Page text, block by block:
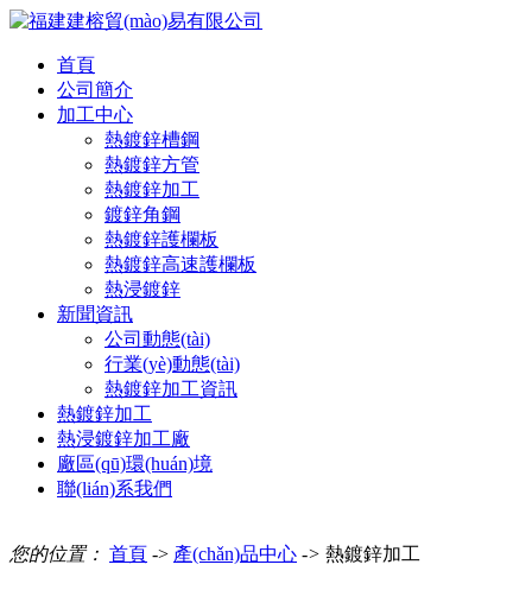
首頁
公司簡介
加工中心
熱鍍鋅槽鋼
熱鍍鋅方管
熱鍍鋅加工
鍍鋅角鋼
熱鍍鋅護欄板
熱鍍鋅高速護欄板
熱浸鍍鋅
新聞資訊
公司動態(tài)
行業(yè)動態(tài)
熱鍍鋅加工資訊
熱鍍鋅加工
熱浸鍍鋅加工廠
廠區(qū)環(huán)境
聯(lián)系我們
您的位置： 首頁 -> 產(chǎn)品中心 -> 熱鍍鋅加工